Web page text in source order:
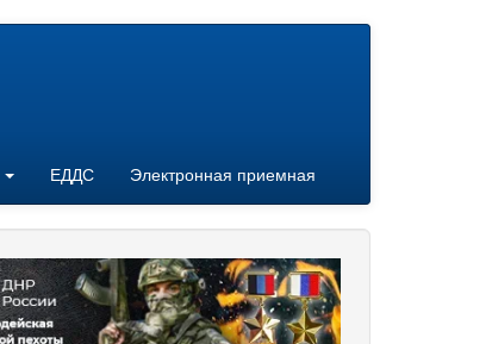
ЕДДС Электронная приемная